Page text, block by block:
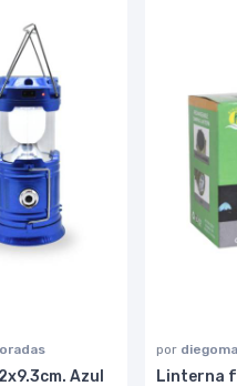
Azul
por
Linterna